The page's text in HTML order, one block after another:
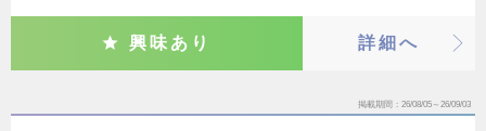
興味あり 詳細へ
掲載期間 26/08/05～26/09/03